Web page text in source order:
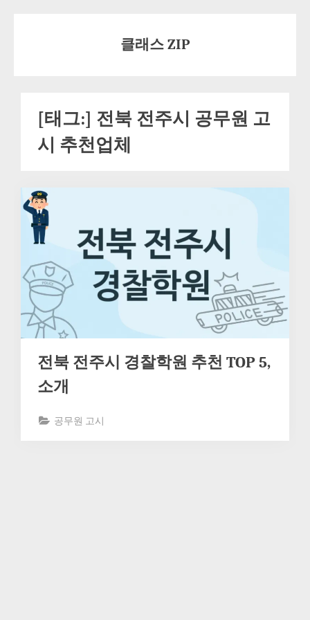
클래스 ZIP
[태그:] 전북 전주시 공무원 고
시 추천업체
전북 전주시 경찰학원 추천 TOP 5,
소개
공무원 고시